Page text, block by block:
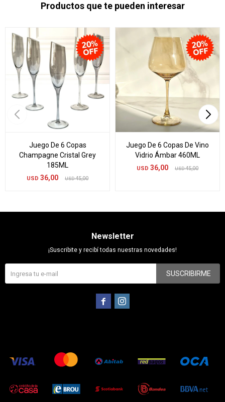
Productos que te pueden interesar
Juego De 6 Copas
Champagne Cristal Grey
185ML
USD 36,00 USD 45,00
Juego De 6 Copas De Vino
Vidrio Ámbar 460ML
USD 36,00 USD 45,00
Newsletter
¡Suscribite y recibí todas nuestras novedades!
SUSCRIBIRME
 